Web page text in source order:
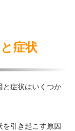
症状
と症状はいくつか
を引き起こす原因